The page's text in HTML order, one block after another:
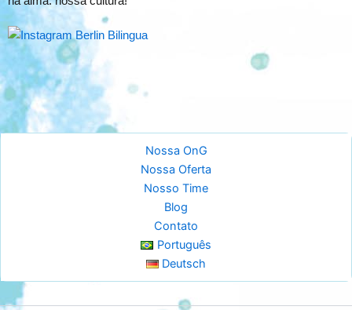
Instagram Berlin Bilingua
Nossa OnG
Nossa Oferta
Nosso Time
Blog
Contato
Português
Deutsch